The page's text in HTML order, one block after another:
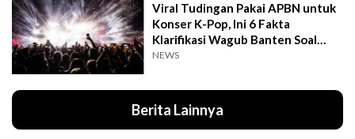
Viral Tudingan Pakai APBN untuk
Konser K-Pop, Ini 6 Fakta
Klarifikasi Wagub Banten Soal
Putrinya
NEWS
Berita Lainnya